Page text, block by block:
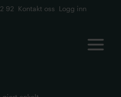
92 Kontakt oss Logg inn